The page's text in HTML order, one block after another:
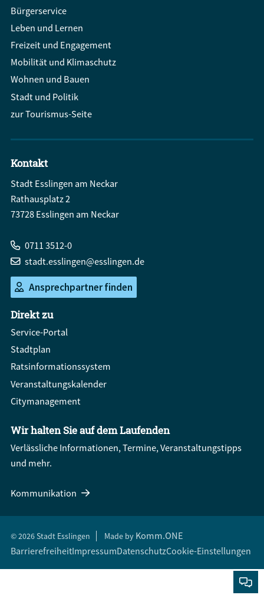
Bürgerservice
Leben und Lernen
Freizeit und Engagement
Mobilität und Klimaschutz
Wohnen und Bauen
Stadt und Politik
zur Tourismus-Seite
Kontakt
Stadt Esslingen am Neckar
Rathausplatz 2
73728 Esslingen am Neckar
0711 3512-0
stadt.esslingen@esslingen.de
Ansprechpartner finden
Direkt zu
Service-Portal
Stadtplan
Ratsinformationssystem
Veranstaltungskalender
Citymanagement
Wir halten Sie auf dem Laufenden
Verlässliche Informationen, Termine, Veranstaltungstipps
und mehr.
Kommunikation
© 2026 Stadt Esslingen Made by Komm.ONE
BarrierefreiheitImpressumDatenschutzCookie-Einstellungen